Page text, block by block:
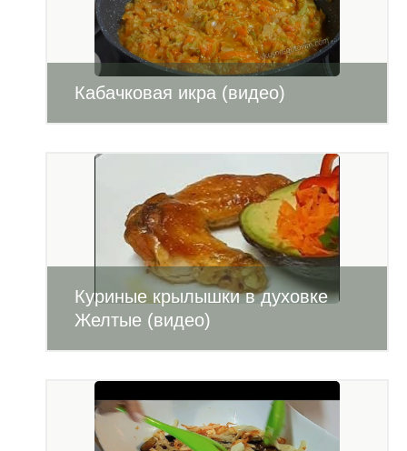
Кабачковая икра (видео)
Куриные крылышки в духовке
Желтые (видео)